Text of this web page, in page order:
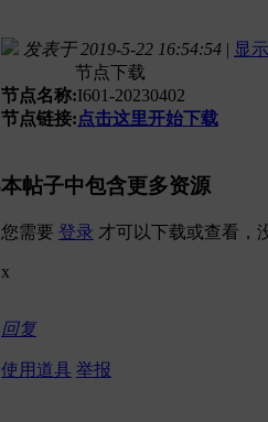
发表于 2019-5-22 16:54:54 | 显
节点下载
节点名称:I601-20230402
节点链接:点击这里开始下载
本帖子中包含更多资源
您需要 登录 才可以下载或查看，
x
回复
使用道具 举报